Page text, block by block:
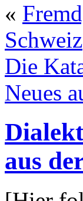
«
Schweiz
Die
Neues
aus